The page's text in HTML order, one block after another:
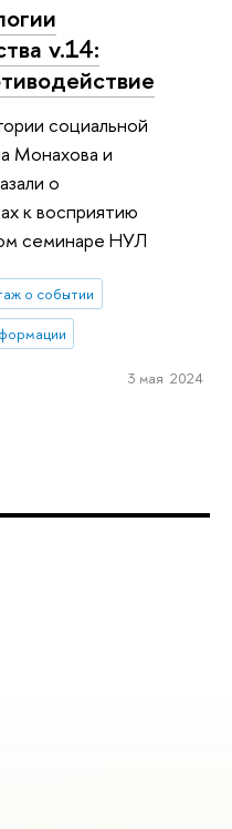
v.14:
социальной
Монахова и
о
к восприятию
семинаре НУЛ
о событии
3 мая 2024